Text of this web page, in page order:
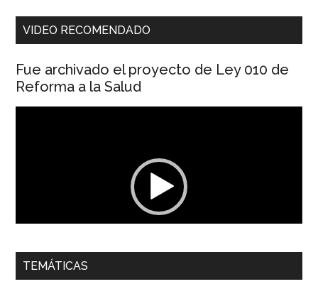
VIDEO RECOMENDADO
Fue archivado el proyecto de Ley 010 de
Reforma a la Salud
00:00 01:04
Dra. Carolina Corcho Mejía,Presidenta Corporación
TEMÁTICAS